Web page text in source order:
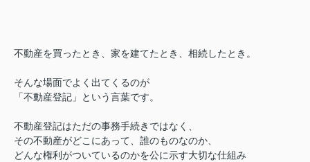
不動産を買ったとき、家を建てたとき、相続したとき。
そんな場面でよく出てくるのが
「不動産登記」という言葉です。
不動産登記はただの事務手続きではなく、
その不動産がどこにあって、誰のものなのか、
どんな権利がついているのかを公に示す大切な仕組み